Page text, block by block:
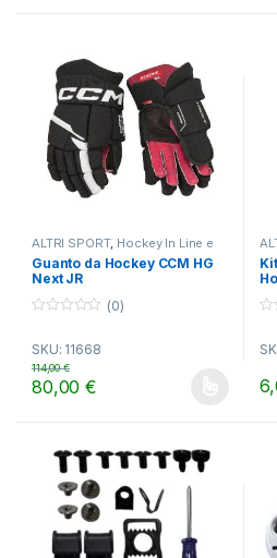
ALTRI SPORT, Hockey In Line e
Ghiaccio
Guanto da Hockey CCM HG
Next JR
u
t
o
f
(0)
SKU: 11668
80,00€
114,00€
Questo prodotto ha più varianti.
u
f